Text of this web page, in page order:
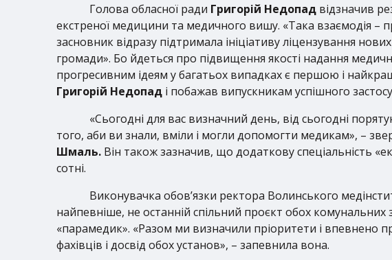
Голова обласної ради Григорій Недопад відзначив
екстреної медицини та медичного вишу. «Така взаємодія –
засновник відразу підтримала ініціативу ліцензування
громади». Бо йдеться про підвищення якості надання
прогресивним ідеям у багатьох випадках є першою і
Григорій Недопад і побажав випускникам успішного
«Сьогодні для вас визначний день, від сьогодні
того, аби ви знали, вміли і могли допомогти медикам», –
Шмаль. Він також зазначив, що додаткову спеціальність
сотні.
Виконувачка обов’язки ректора Волинського
найпевніше, не останній спільний проєкт обох
«парамедик». «Разом ми визначили пріоритети і впевнено
фахівців і досвід обох установ», – запевнила вона.